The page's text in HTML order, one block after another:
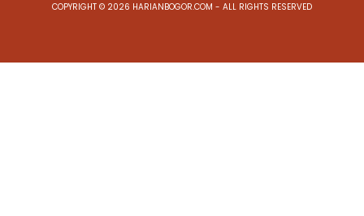
COPYRIGHT © 2026 HARIANBOGOR.COM - ALL RIGHTS RESERVED